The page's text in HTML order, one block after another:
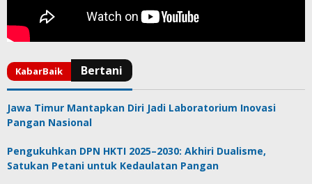
Jawa Timur Mantapkan Diri Jadi Laboratorium Inovasi
Pangan Nasional
Pengukuhkan DPN HKTI 2025–2030: Akhiri Dualisme,
Satukan Petani untuk Kedaulatan Pangan